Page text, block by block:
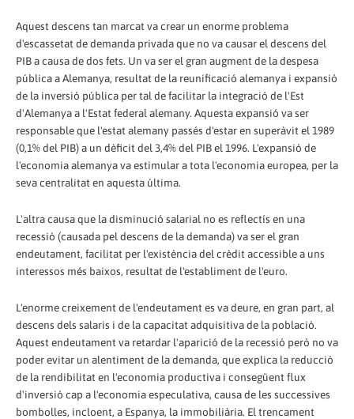
Aquest descens tan marcat va crear un enorme problema
d'escassetat de demanda privada que no va causar el descens del
PIB a causa de dos fets. Un va ser el gran augment de la despesa
pública a Alemanya, resultat de la reunificació alemanya i expansió
de la inversió pública per tal de facilitar la integració de l'Est
d'Alemanya a l'Estat federal alemany. Aquesta expansió va ser
responsable que l'estat alemany passés d'estar en superàvit el 1989
(0,1% del PIB) a un dèficit del 3,4% del PIB el 1996. L'expansió de
l'economia alemanya va estimular a tota l'economia europea, per la
seva centralitat en aquesta última.
L'altra causa que la disminució salarial no es reflectís en una
recessió (causada pel descens de la demanda) va ser el gran
endeutament, facilitat per l'existència del crèdit accessible a uns
interessos més baixos, resultat de l'establiment de l'euro.
L'enorme creixement de l'endeutament es va deure, en gran part, al
descens dels salaris i de la capacitat adquisitiva de la població.
Aquest endeutament va retardar l'aparició de la recessió però no va
poder evitar un alentiment de la demanda, que explica la reducció
de la rendibilitat en l'economia productiva i consegüent flux
d'inversió cap a l'economia especulativa, causa de les successives
bombolles, incloent, a Espanya, la immobiliària. El trencament